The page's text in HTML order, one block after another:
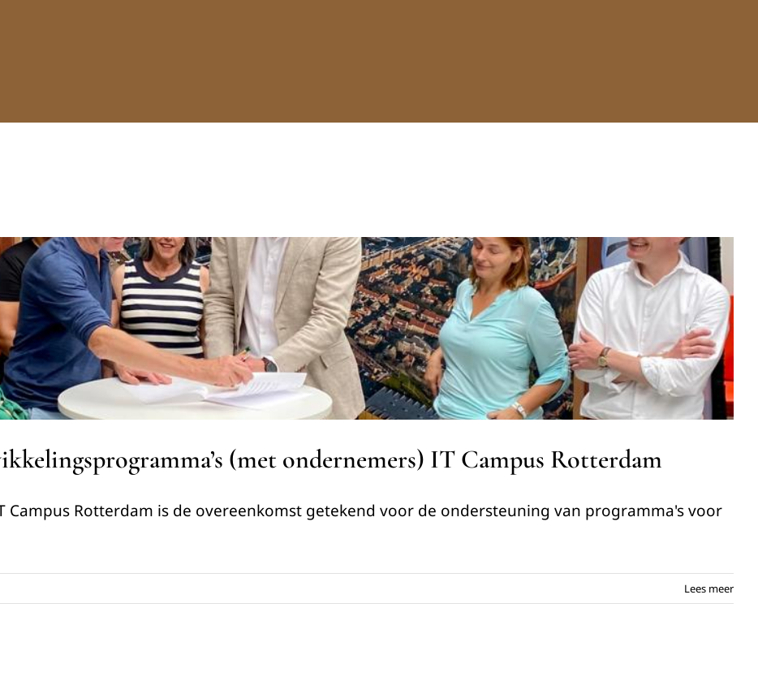
(met ondernemers) IT Campus Rotterdam
Nieuws
(met ondernemers) IT Campus Rotterdam
Campus Rotterdam is de overeenkomst getekend voor de ondersteuning van programma's voor
Lees meer